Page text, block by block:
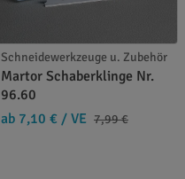
Schneidewerkzeuge u. Zubehör
Martor Schaberklinge Nr.
96.60
ab 7,10 € / VE 7,99 €